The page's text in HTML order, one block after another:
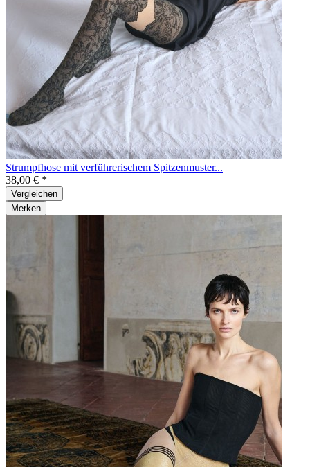
Strumpfhose mit verführerischem Spitzenmuster...
38,00 € *
Vergleichen
Merken